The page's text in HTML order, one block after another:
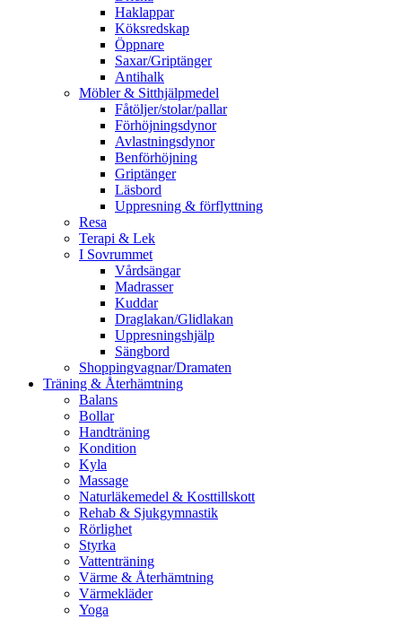
Haklappar
Köksredskap
Öppnare
Saxar/Griptänger
Antihalk
Möbler & Sitthjälpmedel
Fåtöljer/stolar/pallar
Förhöjningsdynor
Avlastningsdynor
Benförhöjning
Griptänger
Läsbord
Uppresning & förflyttning
Resa
Terapi & Lek
I Sovrummet
Vårdsängar
Madrasser
Kuddar
Draglakan/Glidlakan
Uppresningshjälp
Sängbord
Shoppingvagnar/Dramaten
Träning & Återhämtning
Balans
Bollar
Handträning
Kondition
Kyla
Massage
Naturläkemedel & Kosttillskott
Rehab & Sjukgymnastik
Rörlighet
Styrka
Vattenträning
Värme & Återhämtning
Värmekläder
Yoga